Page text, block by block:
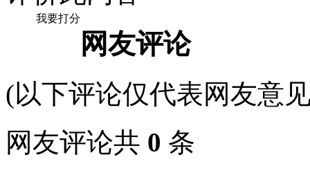
我要打分
网友评论
(以下评论仅代表网友意
网友评论共 0 条